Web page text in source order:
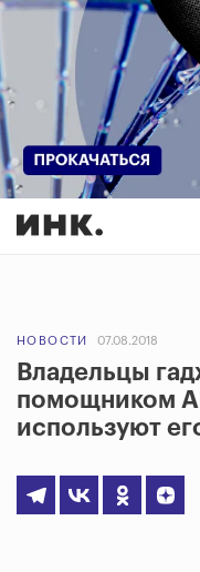
НОВОСТИ 07.08.2018
Владельцы
помощником
используют